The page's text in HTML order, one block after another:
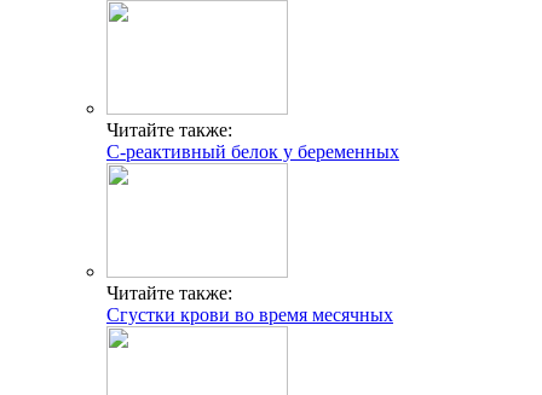
Читайте также:
С-реактивный белок у беременных
Читайте также:
Сгустки крови во время месячных